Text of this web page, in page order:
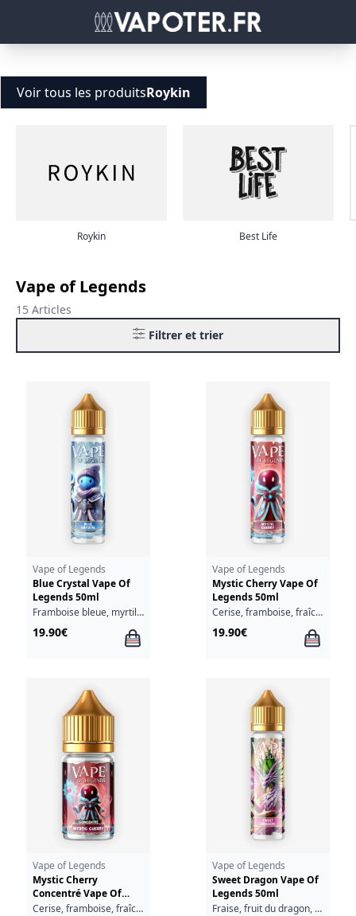
Voir tous les produitsRoykin
Roykin Best Life
Vape of Legends
15 Articles
Filtrer et trier
Vape of Legends
Blue Crystal Vape Of
Legends 50ml
Framboise bleue, myrtille, fraîcheur
19.90€
Vape of Legends
Mystic Cherry Vape Of
Legends 50ml
Cerise, framboise, fraîcheur
19.90€
Vape of Legends
Mystic Cherry
Concentré Vape Of
Legends 30ml
Cerise, framboise, fraîcheur
Vape of Legends
Sweet Dragon Vape Of
Legends 50ml
Fraise, fruit du dragon, fruits tropicaux, fraîcheur